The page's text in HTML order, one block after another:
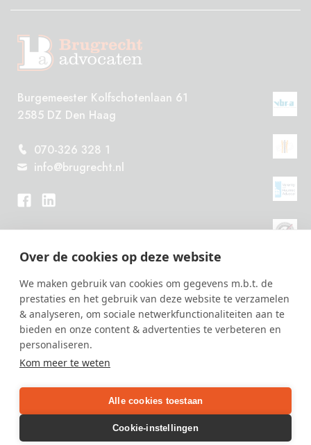
Over de cookies op deze website
We maken gebruik van cookies om gegevens m.b.t. de
prestaties en het gebruik van deze website te verzamelen
& analyseren, om sociale netwerkfunctionaliteiten aan te
bieden en onze content & advertenties te verbeteren en
personaliseren.
Kom meer te weten
Alle cookies toestaan
Cookie-instellingen
Burgemeester Kolfschotenlaan 61
2585 DZ Den Haag
070-326 328 1
info@brugrecht.nl
Brugrecht is met recht Specialist in huur-, bouw-, VvE- en vastgoedrecht
© 2026 Brugrecht advocaten |Voorwaarden|Cookies|Privacy policy